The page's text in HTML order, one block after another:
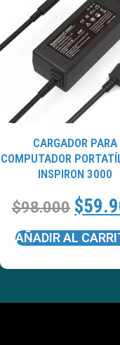
CARGADOR PARA
COMPUTADOR
INSPIRON 3000
$98.000 $
AÑADIR AL